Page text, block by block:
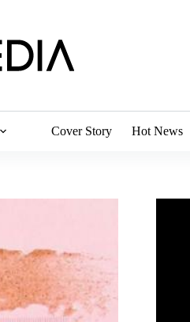
Cover Story Hot News